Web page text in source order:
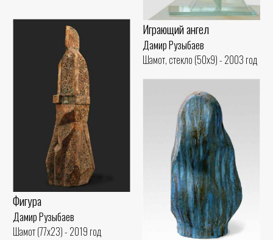
Играющий ангел
Дамир Рузыбаев
Шамот, стекло (50x9) - 2003 год
Фигура
Дамир Рузыбаев
Шамот (77x23) - 2019 год